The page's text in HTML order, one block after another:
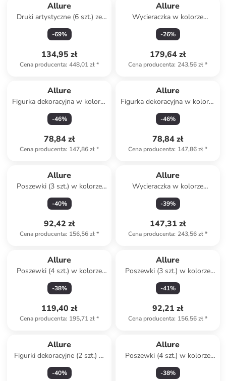
Allure
Druki artystyczne (6 szt.) ze
wzorem
-69%
134,95 zł
Cena producenta: 448,01 zł*
Allure
Wycieraczka w kolorze
jasnobrązowym z włókna
kokosowego
-26%
179,64 zł
Cena producenta: 243,56 zł*
Allure
Figurka dekoracyjna w kolorze
czarnym - 16 x 8 cm
-46%
78,84 zł
Cena producenta: 147,86 zł*
Allure
Figurka dekoracyjna w kolorze
żółtym - wys. 14 x Ø 6 cm
-46%
78,84 zł
Cena producenta: 147,86 zł*
Allure
Poszewki (3 szt.) w kolorze
różowo-czarno-czerwonym na
poduszkę
-40%
92,42 zł
Cena producenta: 156,56 zł*
Allure
Wycieraczka w kolorze
jasnobrązowym z włókna
kokosowego
-39%
147,31 zł
Cena producenta: 243,56 zł*
Allure
Poszewki (4 szt.) w kolorze
biało-jasnoróżowo-żółtym na
poduszkę
-38%
119,40 zł
Cena producenta: 195,71 zł*
Allure
Poszewki (3 szt.) w kolorze
pomarańczowo-jasnoróżowo-
kremowym na poduszkę
-41%
92,21 zł
Cena producenta: 156,56 zł*
Allure
Figurki dekoracyjne (2 szt.) w
kolorze zielonym
-40%
Allure
Poszewki (4 szt.) w kolorze
pomarańczowo-granatowo-
jasnoróżowym na poduszkę
-38%